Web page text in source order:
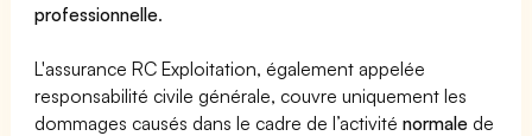
professionnelle.
L'assurance RC Exploitation, également appelée
responsabilité civile générale, couvre uniquement les
dommages causés dans le cadre de l’activiténormale de